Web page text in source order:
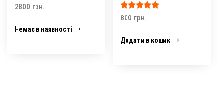
2800 грн.
Немає в наявності
Оцінено в
800 грн.
Додати в кошик